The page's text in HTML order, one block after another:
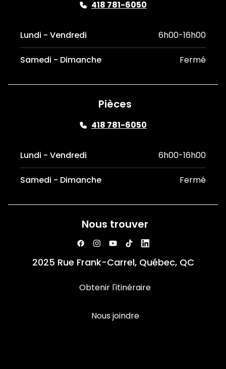
418 781-6050
Lundi - Vendredi 6h00-16h00
Samedi - Dimanche Fermé
Pièces
418 781-6050
Lundi - Vendredi 6h00-16h00
Samedi - Dimanche Fermé
Nous trouver
2025 Rue Frank-Carrel, Québec, QC
Obtenir l'itinéraire
Nous joindre